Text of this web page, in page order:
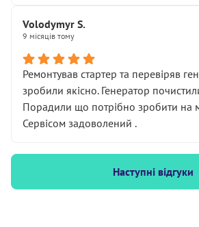
Volodymyr S.
9 місяців тому
Ремонтував стартер та перевіряв
зробили якісно. Генератор
Порадили що потрібно зробити на
Сервісом задоволений .
Наступні відгуки